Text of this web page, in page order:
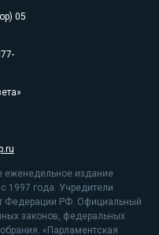
05
еженедельное издание
1997 года. Учредители
Федерации РФ. Официальный
законов, федеральных
«Парламентская